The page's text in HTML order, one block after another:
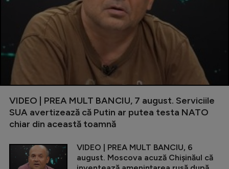
VIDEO | PREA MULT BANCIU, 7 august. Serviciile
SUA avertizează că Putin ar putea testa NATO
chiar din această toamnă
VIDEO | PREA MULT BANCIU, 6
august. Moscova acuză Chișinăul că